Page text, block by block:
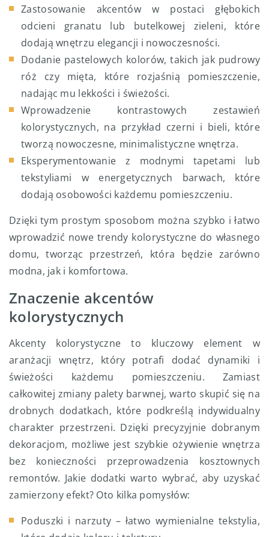
Zastosowanie akcentów w postaci głębokich
odcieni granatu lub butelkowej zieleni, które
dodają wnętrzu elegancji i nowoczesności.
Dodanie pastelowych kolorów, takich jak pudrowy
róż czy mięta, które rozjaśnią pomieszczenie,
nadając mu lekkości i świeżości.
Wprowadzenie kontrastowych zestawień
kolorystycznych, na przykład czerni i bieli, które
tworzą nowoczesne, minimalistyczne wnętrza.
Eksperymentowanie z modnymi tapetami lub
tekstyliami w energetycznych barwach, które
dodają osobowości każdemu pomieszczeniu.
Dzięki tym prostym sposobom można szybko i łatwo
wprowadzić nowe trendy kolorystyczne do własnego
domu, tworząc przestrzeń, która będzie zarówno
modna, jak i komfortowa.
Znaczenie akcentów
kolorystycznych
Akcenty kolorystyczne to kluczowy element w
aranżacji wnętrz, który potrafi dodać dynamiki i
świeżości każdemu pomieszczeniu. Zamiast
całkowitej zmiany palety barwnej, warto skupić się na
drobnych dodatkach, które podkreślą indywidualny
charakter przestrzeni. Dzięki precyzyjnie dobranym
dekoracjom, możliwe jest szybkie ożywienie wnętrza
bez konieczności przeprowadzenia kosztownych
remontów. Jakie dodatki warto wybrać, aby uzyskać
zamierzony efekt? Oto kilka pomysłów:
Poduszki i narzuty – łatwo wymienialne tekstylia,